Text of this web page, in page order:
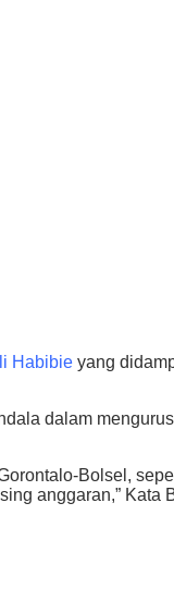
Habibie yang
dalam
Bolsel,
anggaran,” Kata